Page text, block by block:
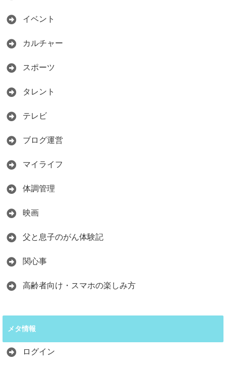
イベント
カルチャー
スポーツ
タレント
テレビ
ブログ運営
マイライフ
体調管理
映画
父と息子のがん体験記
関心事
高齢者向け・スマホの楽しみ方
メタ情報
ログイン